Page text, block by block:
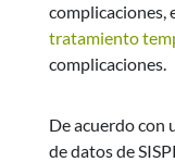
complicaciones,
tratamiento
complicaciones.
De acuerdo con
de datos de